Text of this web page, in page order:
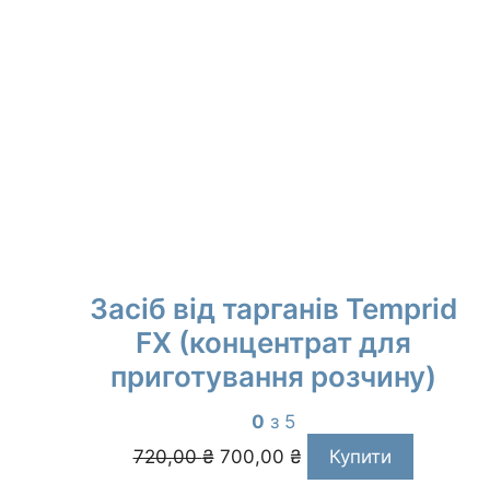
Засіб від тарганів Temprid
FX (концентрат для
приготування розчину)
0 з 5
720,00₴
Оригінальна
ціна:
700,00 ₴
Поточна
ціна:
Купити